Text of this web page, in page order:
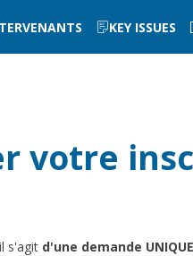
KEY ISSUES
votre
s'agit d'une demande